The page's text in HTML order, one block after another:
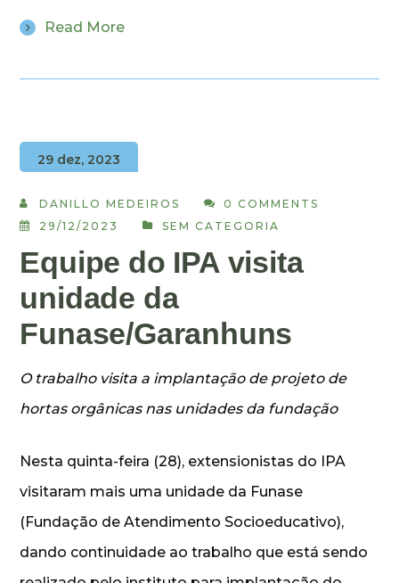
Read More
29 dez, 2023
DANILLO MEDEIROS
0 COMMENTS
29/12/2023
SEM CATEGORIA
Equipe do IPA visita
unidade da
Funase/Garanhuns
O trabalho visita a implantação de projeto de
hortas orgânicas nas unidades da fundação
Nesta quinta-feira (28), extensionistas do IPA
visitaram mais uma unidade da Funase
(Fundação de Atendimento Socioeducativo),
dando continuidade ao trabalho que está sendo